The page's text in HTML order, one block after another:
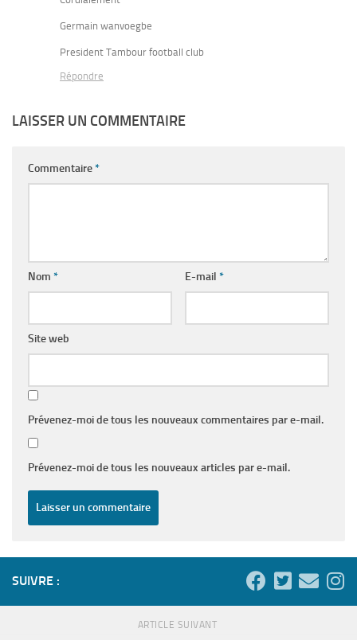
Germain wanvoegbe
President Tambour football club
Répondre
LAISSER UN COMMENTAIRE
Commentaire*
Nom * E-mail *
Site web
Prévenez-moi de tous les nouveaux commentaires par e-mail.
Prévenez-moi de tous les nouveaux articles par e-mail.
SUIVRE :
ARTICLE SUIVANT